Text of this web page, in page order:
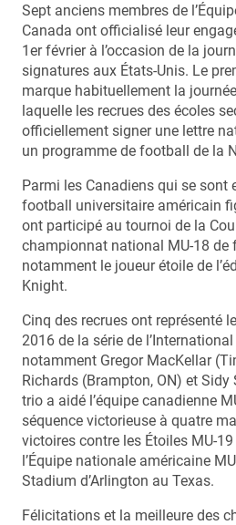
Sept anciens membres de
Canada ont officialisé leur
1er février à l’occasion de la
signatures aux États-Unis. Le
marque habituellement la
laquelle les recrues des écoles
officiellement signer une lettre
un programme de football de la
Parmi les Canadiens qui se sont
football universitaire américain
ont participé au tournoi de la
championnat national MU-18 de
notamment le joueur étoile de
Knight.
Cinq des recrues ont représenté
2016 de la série de
notamment Gregor MacKellar
Richards (Brampton, ON) et Sidy
trio a aidé l’équipe canadienne
séquence victorieuse à quatre
victoires contre les Étoiles MU-
l’Équipe nationale américaine
Stadium d’Arlington au Texas.
Félicitations et la meilleure des